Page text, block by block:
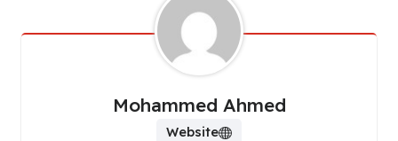
Mohammed Ahmed
Website